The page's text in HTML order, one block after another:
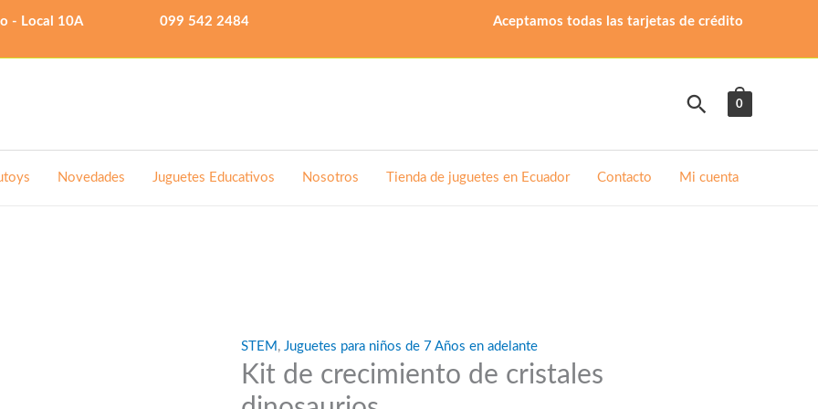
- Local 10A 099 542 2484 Aceptamos todas las tarjetas de crédito
Buscar
0
Novedades Juguetes Educativos Nosotros Tienda de juguetes en Ecuador Contacto Mi cuenta
STEM , Juguetes para niños de 7 Años en adelante
Kit de crecimiento de cristales